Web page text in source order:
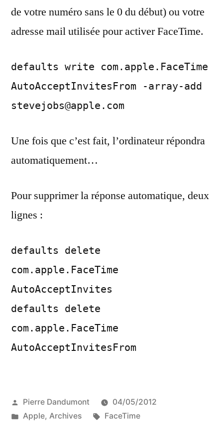
de votre numéro sans le 0 du début) ou votre
adresse mail utilisée pour activer FaceTime.
defaults write com.apple.FaceTime
AutoAcceptInvitesFrom -array-add
stevejobs@apple.com
Une fois que c’est fait, l’ordinateur répondra
automatiquement…
Pour supprimer la réponse automatique, deux
lignes :
defaults delete
com.apple.FaceTime
AutoAcceptInvites
defaults delete
com.apple.FaceTime
AutoAcceptInvitesFrom
Publié
par
Pierre Dandumont
04/05/2012
Publié
Apple, Archives Étiquettes :
FaceTime